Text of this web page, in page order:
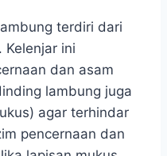
terdiri dari
Kelenjar ini
dan asam
lambung juga
agar terhindar
pencernaan dan